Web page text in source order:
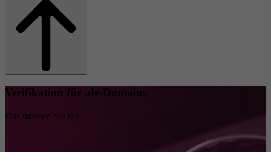
Verifikation für .de-Domains
Das müssen Sie tun